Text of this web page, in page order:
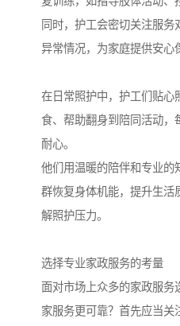
同时，护工会密切关注服
异常情况，为家庭提供安心
在日常照护中，护工们贴心
食、帮助翻身到陪同活动，
耐心。
他们用温暖的陪伴和专业的
群恢复身体机能，提升生活
解照护压力。
选择专业家政服务的考量
面对市场上众多的家政服务
家服务更可靠？首先应当关